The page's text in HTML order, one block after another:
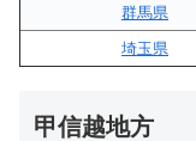
群馬県
埼玉県
甲信越地方